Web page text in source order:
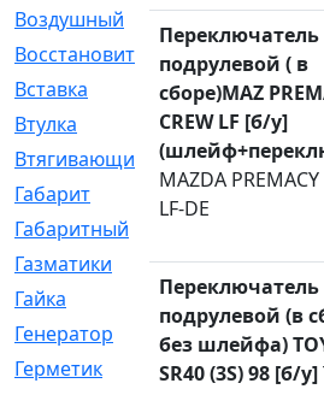
Воздушный
[1]
Восстановительный
[1]
Вставка
[168]
Втулка
[1875]
Втягивающий
[22]
Габарит
[286]
Габаритный
Газматики
[117]
Гайка
[104]
Генератор
[148]
Герметик
[15]
Переключатель
подрулевой ( в
сборе)MAZ
CREW LF [б/у]
MAZDA PREMACY
LF-DE
Переключатель
подрулевой (в
без шлейфа)
SR40 (3S) 98 [б/у]